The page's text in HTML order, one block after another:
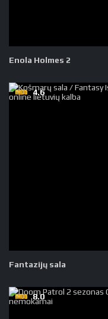
Enola Holmes 2
Fantazijų sala
4.6
8.0